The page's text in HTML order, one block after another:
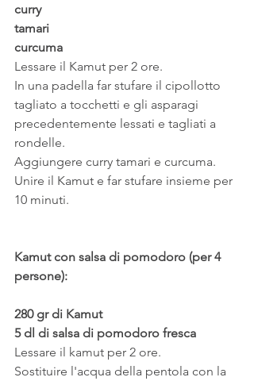
curry
tamari
curcuma
Lessare il Kamut per 2 ore.
In una padella far stufare il cipollotto
tagliato a tocchetti e gli asparagi
precedentemente lessati e tagliati a
rondelle.
Aggiungere curry tamari e curcuma.
Unire il Kamut e far stufare insieme per
10 minuti.
Kamut con salsa di pomodoro (per 4
persone):
280 gr di Kamut
5 dl di salsa di pomodoro fresca
Lessare il kamut per 2 ore.
Sostituire l'acqua della pentola con la